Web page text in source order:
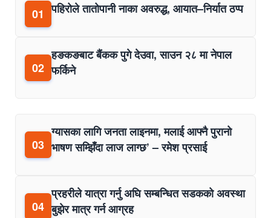
01 पहिरोले तातोपानी नाका अवरुद्ध, आयात–निर्यात ठप्प
02
हङकङबाट बैंकक पुगे देउवा, साउन २८ मा नेपाल
फर्किने
03
ग्यासका लागि जनता लाइनमा, मलाई आफ्नै पुरानो
भाषण सम्झिँदा लाज लाग्छ’ – रमेश प्रसाई
04
प्रहरीले यात्रा गर्नु अघि सम्बन्धित सडकको अवस्था
बुझेर मात्र गर्न आग्रह